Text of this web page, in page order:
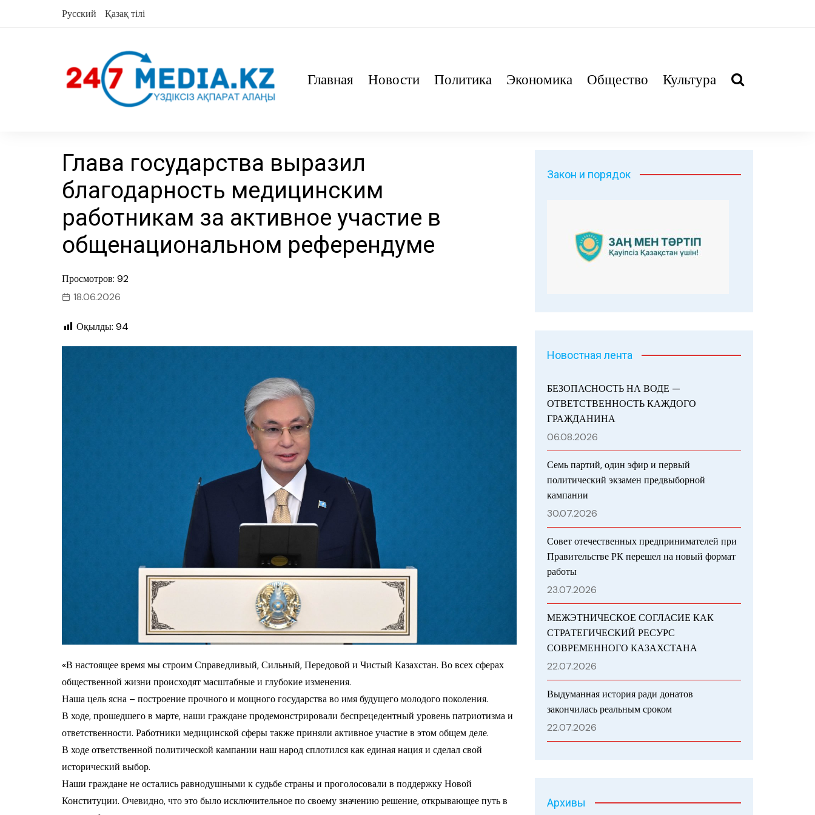
Русский Қазақ тілі
Главная Новости Политика Экономика Общество Культура
Глава государства выразил
благодарность медицинским
работникам за активное участие в
общенациональном референдуме
Просмотров: 92
18.06.2026
Оқылды: 94
«В настоящее время мы строим Справедливый, Сильный, Передовой и Чистый Казахстан. Во всех сферах
общественной жизни происходят масштабные и глубокие изменения.
Наша цель ясна – построение прочного и мощного государства во имя будущего молодого поколения.
В ходе, прошедшего в марте, наши граждане продемонстрировали беспрецедентный уровень патриотизма и
ответственности. Работники медицинской сферы также приняли активное участие в этом общем деле.
В ходе ответственной политической кампании наш народ сплотился как единая нация и сделал свой
исторический выбор.
Наши граждане не остались равнодушными к судьбе страны и проголосовали в поддержку Новой
Конституции. Очевидно, что это было исключительное по своему значению решение, открывающее путь в
Закон и порядок
Новостная лента
БЕЗОПАСНОСТЬ НА ВОДЕ —
ОТВЕТСТВЕННОСТЬ КАЖДОГО
ГРАЖДАНИНА
06.08.2026
Семь партий, один эфир и первый
политический экзамен предвыборной
кампании
30.07.2026
Совет отечественных предпринимателей при
Правительстве РК перешел на новый формат
работы
23.07.2026
МЕЖЭТНИЧЕСКОЕ СОГЛАСИЕ КАК
СТРАТЕГИЧЕСКИЙ РЕСУРС
СОВРЕМЕННОГО КАЗАХСТАНА
22.07.2026
Выдуманная история ради донатов
закончилась реальным сроком
22.07.2026
Архивы